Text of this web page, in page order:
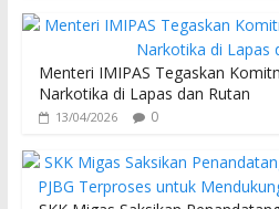
Menteri IMIPAS Tegaskan
Narkotika di Lapas dan Rutan
13/04/2026 0